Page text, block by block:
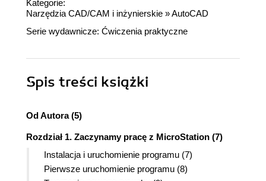
Kategorie:
Narzędzia CAD/CAM i inżynierskie »AutoCAD
Serie wydawnicze: Ćwiczenia praktyczne
Spis treści książki
Od Autora (5)
Rozdział 1. Zaczynamy pracę z MicroStation (7)
Instalacja i uruchomienie programu (7)
Pierwsze uruchomienie programu (8)